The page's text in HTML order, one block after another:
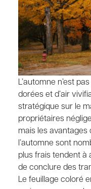
L’automne n’est
dorées et d’air
stratégique sur le
propriétaires
mais les avantages
l’automne sont
plus frais tendent
de conclure des
Le feuillage coloré